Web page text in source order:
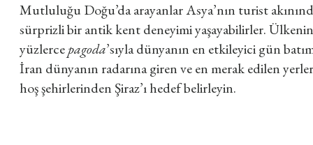
Mutluluğu Doğu’da arayanlar Asya’nın turist
sürprizli bir antik kent deneyimi yaşayabilirler.
yüzlercepagoda’sıyla dünyanın en etkileyici gün
İran dünyanın radarına giren ve en merak edilen
hoş şehirlerinden Şiraz’ı hedef belirleyin.